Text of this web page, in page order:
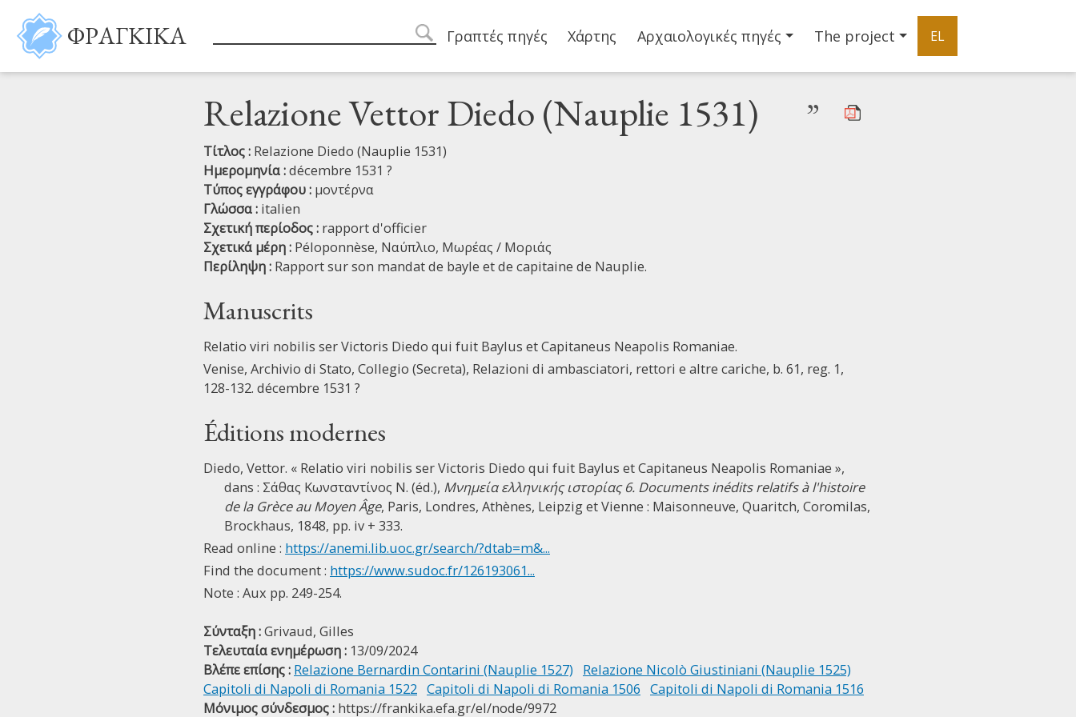
Παράκαμψη προς το κυρίως περιεχόμενο
ΦΡΑΓΚΙΚΑ search
Main navigation
Γραπτές πηγές Χάρτης Αρχαιολογικές πηγές The project EL
Relazione Vettor Diedo (Nauplie 1531) ”
Τίτλος : Relazione Diedo (Nauplie 1531)
Ημερομηνία :décembre 1531 ?
Τύπος εγγράφου : μοντέρνα
Γλώσσα : italien
Σχετική περίοδος : rapport d'officier
Σχετικά μέρη : Péloponnèse, Ναύπλιο, Μωρέας / Μοριάς
Περίληψη : Rapport sur son mandat de bayle et de capitaine de Nauplie.
Manuscrits
Relatio viri nobilis ser Victoris Diedo qui fuit Baylus et Capitaneus Neapolis Romaniae.
Venise, Archivio di Stato, Collegio (Secreta), Relazioni di ambasciatori, rettori e altre cariche, b. 61, reg. 1,
128-132. décembre 1531 ?
Éditions modernes
Diedo, Vettor. « Relatio viri nobilis ser Victoris Diedo qui fuit Baylus et Capitaneus Neapolis Romaniae »,
dans : Σάθας Κωνσταντίνος Ν. (éd.), Μνημεία ελληνικής ιστορίας 6. Documents inédits relatifs à l'histoire
de la Grèce au Moyen Âge, Paris, Londres, Athènes, Leipzig et Vienne : Maisonneuve, Quaritch, Coromilas,
Brockhaus, 1848, pp. iv + 333.
Read online : https://anemi.lib.uoc.gr/search/?dtab=m&...
Find the document : https://www.sudoc.fr/126193061...
Note : Aux pp. 249-254.
Σύνταξη :Grivaud, Gilles
Τελευταία ενημέρωση : 13/09/2024
Βλέπε επίσης : Relazione Bernardin Contarini (Nauplie 1527)
Relazione Nicolò Giustiniani (Nauplie 1525)
Capitoli di Napoli di Romania 1522 Capitoli di Napoli di Romania 1506 Capitoli di Napoli di Romania 1516
Μόνιμος σύνδεσμος : https://frankika.efa.gr/el/node/9972